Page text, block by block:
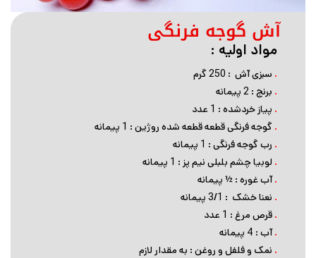
آش گوجه فرنگی
مواد اولیه :
. سبزی آش : 250 گرم
. برنج : 2 پیمانه
. پیاز خردشده : 1 عدد
. گوجه فرنگی قطعه قطعه شده روژین : 1 پیمانه
. رب گوجه فرنگی : 1 پیمانه
. لوبیا چشم بلبلی نیم پز : 1 پیمانه
.آب غوره : ½ پیمانه
. نعنا خشک : 3/1 پیمانه
. قرص مرغ : 1 عدد
.آب : 4 پیمانه
. نمک و فلفل و روغن : به مقدار لازم